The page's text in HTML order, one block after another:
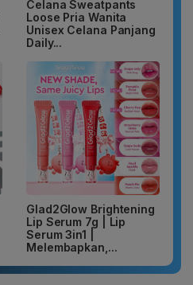
Celana Sweatpants
Loose Pria Wanita
Unisex Celana Panjang
Daily...
Glad2Glow Brightening
Lip Serum 7g | Lip
Serum 3in1 |
Melembapkan,...